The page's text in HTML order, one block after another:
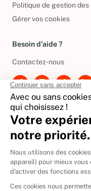
Politique de gestion
Gérer vos cookies
Besoin d'aide ?
Contactez-nous
International
🇪🇸 Espagne
🇩🇪Allemagne
🇮🇹 Italie